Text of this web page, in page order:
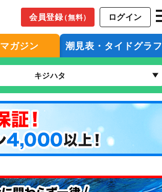
会員登録（無料） ログイン
マガジン 潮見表・タイドグラフ
キジハタ